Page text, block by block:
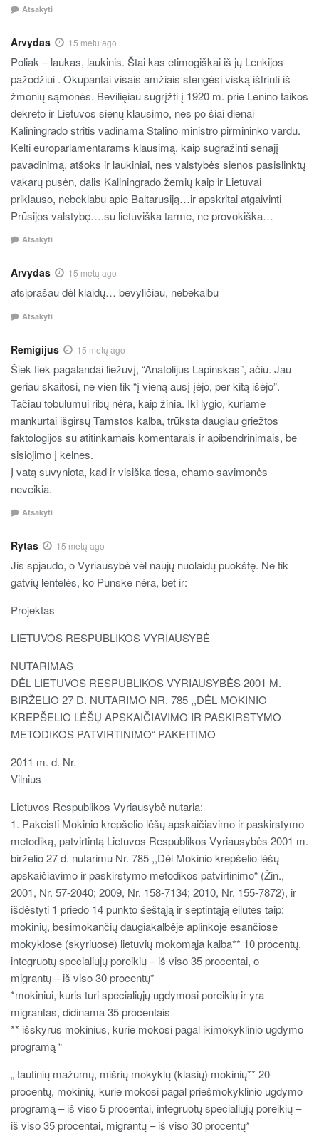
Atsakyti
Arvydas 15 metų ago
Poliak – laukas, laukinis. Štai kas etimogiškai iš jų Lenkijos
pažodžiui . Okupantai visais amžiais stengėsi viską ištrinti iš
žmonių sąmonės. Bevilięiau sugrįžti į 1920 m. prie Lenino taikos
dekreto ir Lietuvos sienų klausimo, nes po šiai dienai
Kaliningrado stritis vadinama Stalino ministro pirmininko vardu.
Kelti europarlamentarams klausimą, kaip sugražinti senajį
pavadinimą, atšoks ir laukiniai, nes valstybės sienos pasislinktų
vakarų pusėn, dalis Kaliningrado žemių kaip ir Lietuvai
priklauso, nebeklabu apie Baltarusiją…ir apskritai atgaivinti
Prūsijos valstybę….su lietuviška tarme, ne provokiška…
Atsakyti
Arvydas 15 metų ago
atsiprašau dėl klaidų… bevyličiau, nebekalbu
Atsakyti
Remigijus 15 metų ago
Šiek tiek pagalandai liežuvį, “Anatolijus Lapinskas”, ačiū. Jau
geriau skaitosi, ne vien tik “į vieną ausį įėjo, per kitą išėjo”.
Tačiau tobulumui ribų nėra, kaip žinia. Iki lygio, kuriame
mankurtai išgirsų Tamstos kalba, trūksta daugiau griežtos
faktologijos su atitinkamais komentarais ir apibendrinimais, be
sisiojimo į kelnes.
Į vatą suvyniota, kad ir visiška tiesa, chamo savimonės
neveikia.
Atsakyti
Rytas 15 metų ago
Jis spjaudo, o Vyriausybė vėl naujų nuolaidų puokštę. Ne tik
gatvių lentelės, ko Punske nėra, bet ir:
Projektas
LIETUVOS RESPUBLIKOS VYRIAUSYBĖ
NUTARIMAS
DĖL LIETUVOS RESPUBLIKOS VYRIAUSYBĖS 2001 M.
BIRŽELIO 27 D. NUTARIMO NR. 785 ,,DĖL MOKINIO
KREPŠELIO LĖŠŲ APSKAIČIAVIMO IR PASKIRSTYMO
METODIKOS PATVIRTINIMO“ PAKEITIMO
2011 m. d. Nr.
Vilnius
Lietuvos Respublikos Vyriausybė nutaria:
1. Pakeisti Mokinio krepšelio lėšų apskaičiavimo ir paskirstymo
metodiką, patvirtintą Lietuvos Respublikos Vyriausybės 2001 m.
birželio 27 d. nutarimu Nr. 785 ,,Dėl Mokinio krepšelio lėšų
apskaičiavimo ir paskirstymo metodikos patvirtinimo“ (Žin.,
2001, Nr. 57-2040; 2009, Nr. 158-7134; 2010, Nr. 155-7872), ir
išdėstyti 1 priedo 14 punkto šeštąją ir septintąją eilutes taip:
mokinių, besimokančių daugiakalbėje aplinkoje esančiose
mokyklose (skyriuose) lietuvių mokomąja kalba** 10 procentų,
integruotų specialiųjų poreikių – iš viso 35 procentai, o
migrantų – iš viso 30 procentų*
*mokiniui, kuris turi specialiųjų ugdymosi poreikių ir yra
migrantas, didinama 35 procentais
** išskyrus mokinius, kurie mokosi pagal ikimokyklinio ugdymo
programą “
„ tautinių mažumų, mišrių mokyklų (klasių) mokinių** 20
procentų, mokinių, kurie mokosi pagal priešmokyklinio ugdymo
programą – iš viso 5 procentai, integruotų specialiųjų poreikių –
iš viso 35 procentai, migrantų – iš viso 30 procentų*